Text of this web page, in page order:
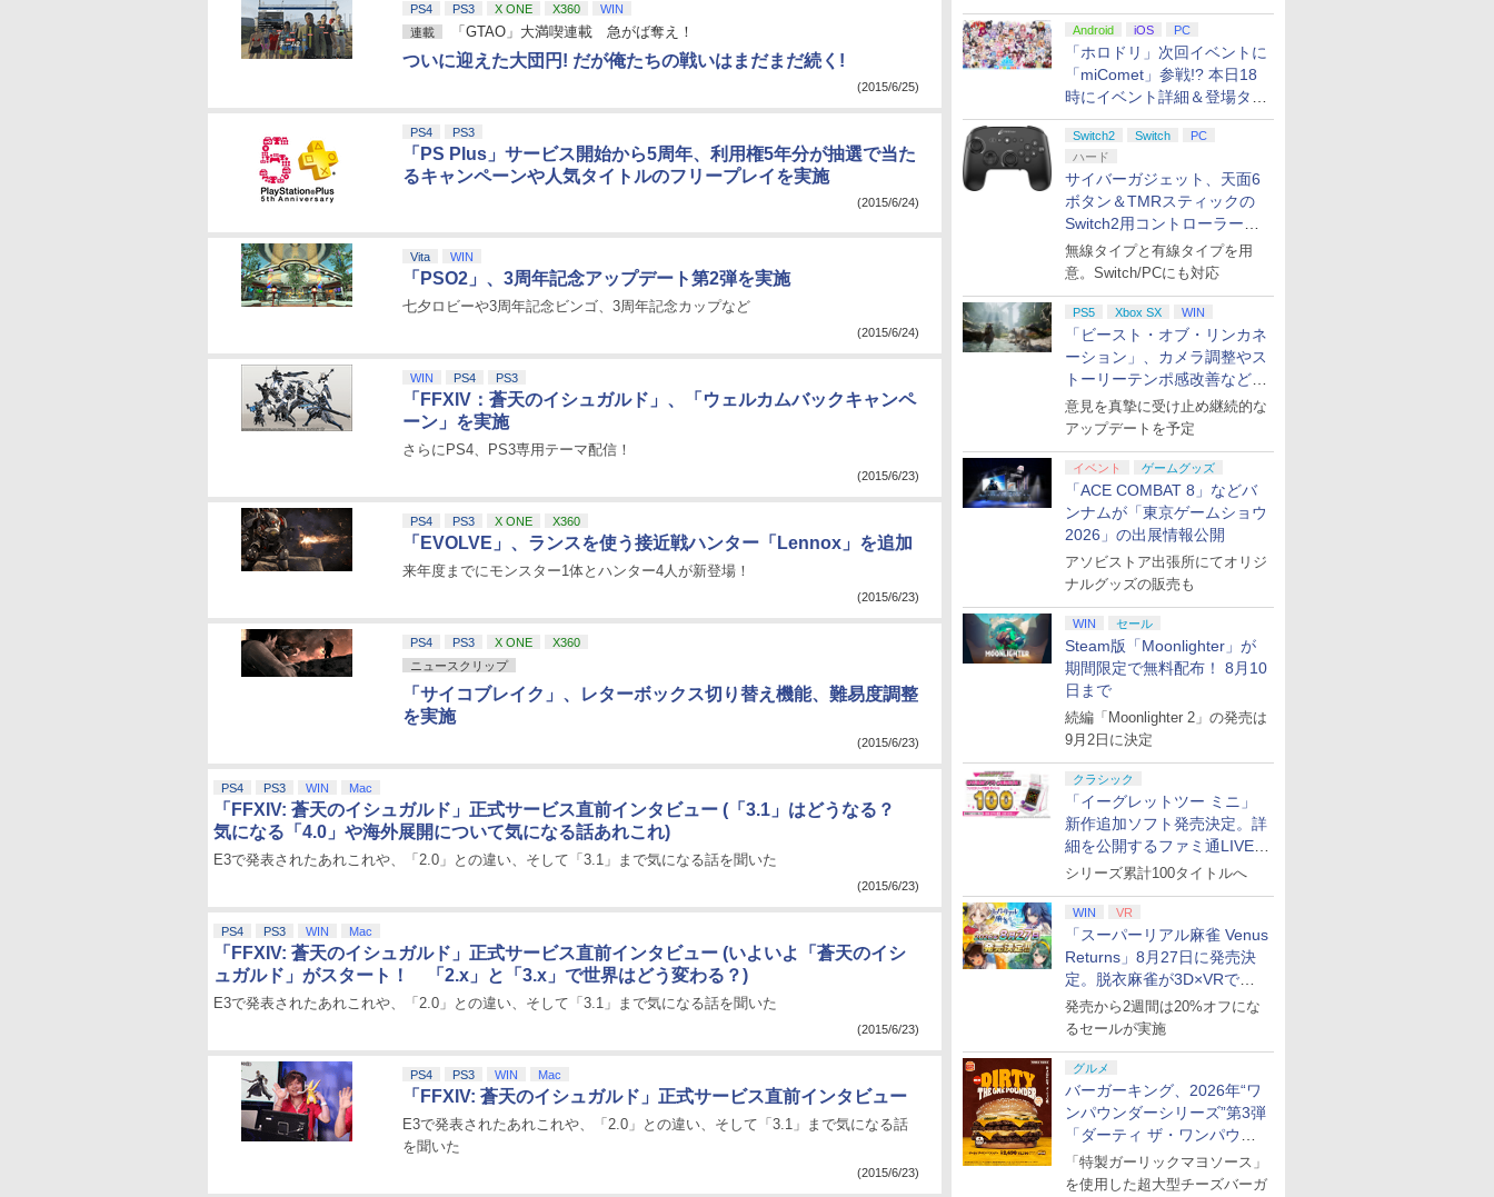
Android iOS PC
「ホロドリ」次回イベントに
「miComet」参戦!? 本日18
時にイベント詳細＆登場タレ
ント公開
Switch2 Switch
PC
ハード
サイバーガジェット、天面6
ボタン＆TMRスティックの
Switch2用コントローラーを9
月下旬発売！
無線タイプと有線タイプを用
意。Switch/PCにも対応
PS5 Xbox SX WIN
「ビースト・オブ・リンカネ
ーション」、カメラ調整やス
トーリーテンポ感改善などの
アプデを1週間以内に実施
意見を真摯に受け止め継続的な
アップデートを予定
イベント ゲームグッズ
「ACE COMBAT 8」などバ
ンナムが「東京ゲームショウ
2026」の出展情報公開
アソビストア出張所にてオリジ
ナルグッズの販売も
WIN セール
Steam版「Moonlighter」が
期間限定で無料配布！ 8月10
日まで
続編「Moonlighter 2」の発売は
9月2日に決定
クラシック
「イーグレットツー ミニ」
新作追加ソフト発売決定。詳
細を公開するファミ通LIVEが
8月27日20時から配信
シリーズ累計100タイトルへ
WIN VR
「スーパーリアル麻雀 Venus
Returns」8月27日に発売決
定。脱衣麻雀が3D×VRで復
活
発売から2週間は20%オフにな
るセールが実施
グルメ
バーガーキング、2026年“ワ
ンパウンダーシリーズ”第3弾
「ダーティ ザ・ワンパウン
ダー」を8月7日発売
「特製ガーリックマヨソース」
を使用した超大型チーズバーガ
PS4 PS3 X ONE X360
WIN
連載
「GTAO」大満喫連載 急がば奪え！
ついに迎えた大団円! だが俺たちの戦いはまだまだ続く!
(2015/6/25)
PS4 PS3
「PS Plus」サービス開始から5周年、利用権5年分が抽選で当た
るキャンペーンや人気タイトルのフリープレイを実施
(2015/6/24)
Vita WIN
「PSO2」、3周年記念アップデート第2弾を実施
七夕ロビーや3周年記念ビンゴ、3周年記念カップなど
(2015/6/24)
WIN PS4 PS3
「FFXIV：蒼天のイシュガルド」、「ウェルカムバックキャンペ
ーン」を実施
さらにPS4、PS3専用テーマ配信！
(2015/6/23)
PS4 PS3 X ONE X360
「EVOLVE」、ランスを使う接近戦ハンター「Lennox」を追加
来年度までにモンスター1体とハンター4人が新登場！
(2015/6/23)
PS4 PS3 X ONE
X360
ニュースクリップ
「サイコブレイク」、レターボックス切り替え機能、難易度調整
を実施
(2015/6/23)
PS4 PS3 WIN Mac
「FFXIV: 蒼天のイシュガルド」正式サービス直前インタビュー (「3.1」はどうなる？
気になる「4.0」や海外展開について気になる話あれこれ)
E3で発表されたあれこれや、「2.0」との違い、そして「3.1」まで気になる話を聞いた
(2015/6/23)
PS4 PS3 WIN Mac
「FFXIV: 蒼天のイシュガルド」正式サービス直前インタビュー (いよいよ「蒼天のイシ
ュガルド」がスタート！ 「2.x」と「3.x」で世界はどう変わる？)
E3で発表されたあれこれや、「2.0」との違い、そして「3.1」まで気になる話を聞いた
(2015/6/23)
PS4 PS3 WIN Mac
「FFXIV: 蒼天のイシュガルド」正式サービス直前インタビュー
E3で発表されたあれこれや、「2.0」との違い、そして「3.1」まで気になる話
を聞いた
(2015/6/23)